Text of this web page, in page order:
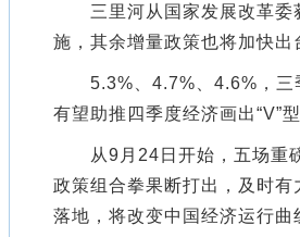
三里河从国家发展改革委
施，其余增量政策也将加快出
5.3%、4.7%、4.6%，三
有望助推四季度经济画出“V”型
从9月24日开始，五场重磅
政策组合拳果断打出，及时
落地，将改变中国经济运行曲